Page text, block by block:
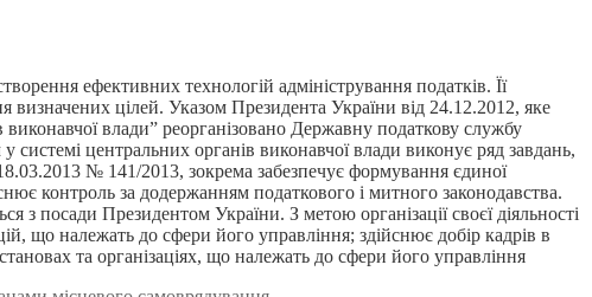
ефективних технологій адміністрування податків. Її
визначених цілей. Указом Президента України від 24.12.2012, яке
влади” реорганізовано Державну податкову службу
центральних органів виконавчої влади виконує ряд завдань,
№ 141/2013, зокрема забезпечує формування єдиної
контроль за додержанням податкового і митного законодавства.
з посади Президентом України. З метою організації своєї діяльності
що належать до сфери його управління; здійснює добір кадрів в
та організаціях, що належать до сфери його управління